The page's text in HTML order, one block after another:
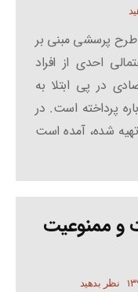
طرح پرسشی مبنی بر
احدی از افراد
در پی ابتلا به
پرداخته است. در
تهیه شده، آمده است
و ممنوعیت
نظر بدهید